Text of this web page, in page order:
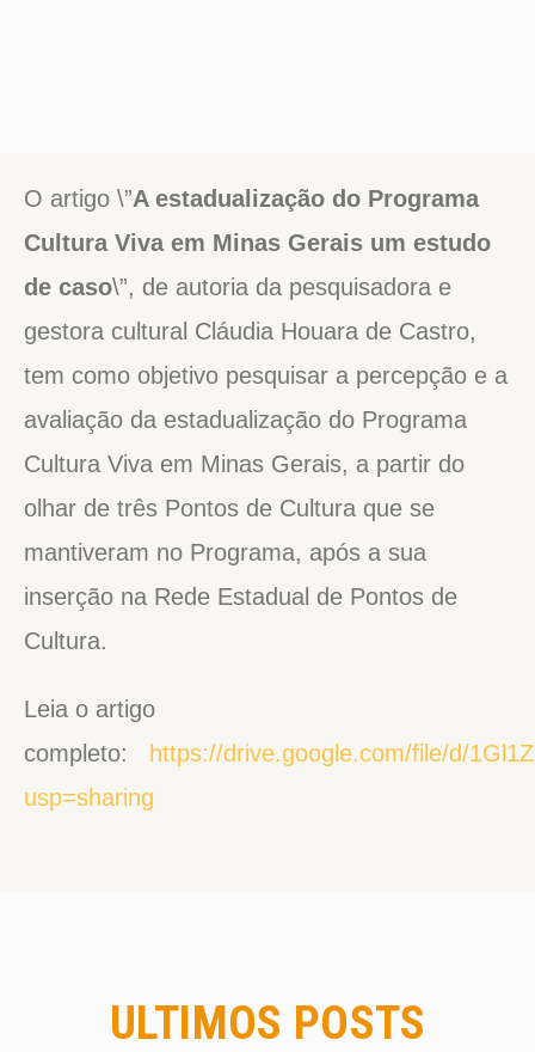
O artigo \”A estadualização do Programa
Cultura Viva em Minas Gerais um estudo
de caso\”, de autoria da pesquisadora e
gestora cultural Cláudia Houara de Castro,
tem como objetivo pesquisar a percepção e a
avaliação da estadualização do Programa
Cultura Viva em Minas Gerais, a partir do
olhar de três Pontos de Cultura que se
mantiveram no Programa, após a sua
inserção na Rede Estadual de Pontos de
Cultura.
Leia o artigo
completo:
https://drive.google.com/file/d/
usp=sharing
ULTIMOS POSTS